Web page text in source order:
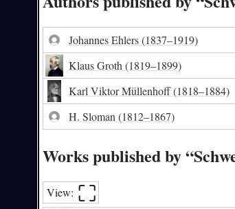
Johannes Ehlers(1837–1919)
Klaus Groth (1819–1899)
Karl Viktor Müllenhoff(1818–1884)
H. Sloman (1812–1867)
Works published by
View: ⛶︎